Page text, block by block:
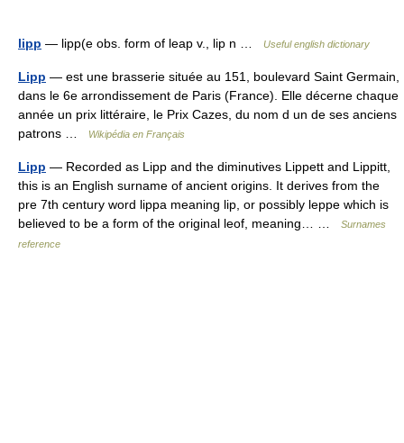
lipp — lipp(e obs. form of leap v., lip n … Useful english dictionary
Lipp — est une brasserie située au 151, boulevard Saint Germain,
dans le 6e arrondissement de Paris (France). Elle décerne chaque
année un prix littéraire, le Prix Cazes, du nom d un de ses anciens
patrons …
Wikipédia en Français
Lipp — Recorded as Lipp and the diminutives Lippett and Lippitt,
this is an English surname of ancient origins. It derives from the
pre 7th century word lippa meaning lip, or possibly leppe which is
believed to be a form of the original leof, meaning… …
Surnames
reference